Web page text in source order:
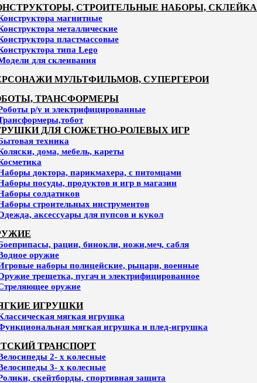
СТРОИТЕЛЬНЫЕ НАБОРЫ, СКЛЕЙКА
магнитные
металлические
пластмассовые
типа Lego
для склеивания
МУЛЬТФИЛЬМОВ, СУПЕРГЕРОИ
ТРАНСФОРМЕРЫ
р/у и электрифицированные
ДЛЯ СЮЖЕТНО-РОЛЕВЫХ ИГР
техника
дома, мебель, кареты
доктора, парикмахера, с питомцами
посуды, продуктов и игр в магазин
солдатиков
строительных инструментов
аксессуары для пупсов и кукол
рации, бинокли, ножи,меч, сабля
оружие
наборы полицейские, рыцари, военные
трещетка, пугач и электрифицированное
оружие
ИГРУШКИ
мягкая игрушка
мягкая игрушка и плед-игрушка
ТРАНСПОРТ
2- х колесные
3- х колесные
скейтборды, спортивная защита